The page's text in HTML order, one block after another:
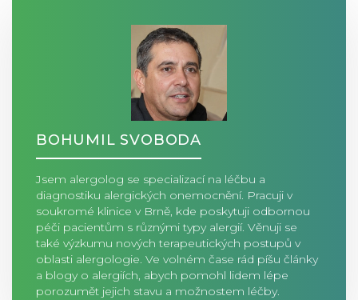
BOHUMIL SVOBODA
Jsem alergolog se specializací na léčbu a
diagnostiku alergických onemocnění. Pracuji v
soukromé klinice v Brně, kde poskytuji odbornou
péči pacientům s různými typy alergií. Věnuji se
také výzkumu nových terapeutických postupů v
oblasti alergologie. Ve volném čase rád píšu články
a blogy o alergiích, abych pomohl lidem lépe
porozumět jejich stavu a možnostem léčby.